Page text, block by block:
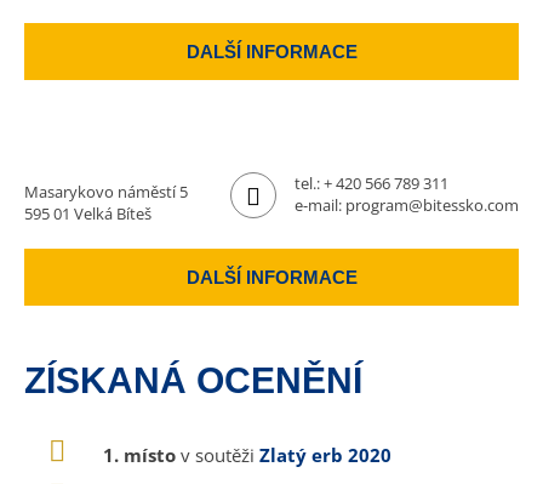
DALŠÍ INFORMACE
Masarykovo náměstí 5
595 01 Velká Bíteš
tel.:+ 420 566 789 311
e-mail: program@bitessko.com
DALŠÍ INFORMACE
ZÍSKANÁ OCENĚNÍ
1. místo v soutěži Zlatý erb 2020